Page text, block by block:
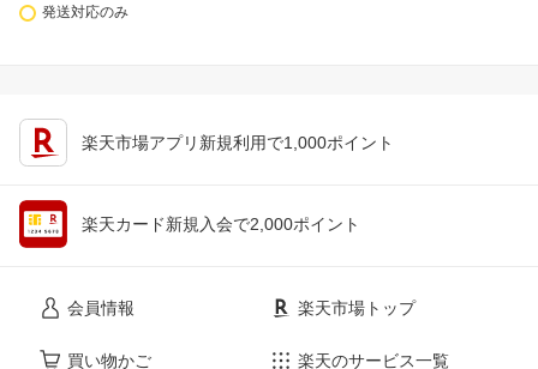
発送対応のみ
楽天市場アプリ新規利用で1,000ポイント
楽天カード新規入会で2,000ポイント
会員情報
買い物かご
楽天市場トップ
楽天のサービス一覧